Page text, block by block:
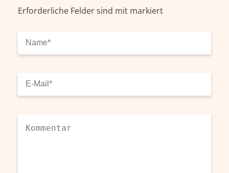
Erforderliche Felder sind mit markiert